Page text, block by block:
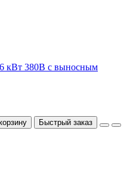
кВт 380В с выносным
Быстрый заказ